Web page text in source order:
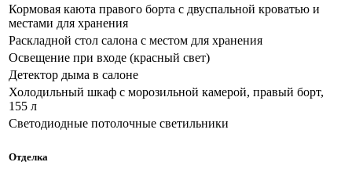
Кормовая каюта правого борта с двуспальной кроватью и
местами для хранения
Раскладной стол салона с местом для хранения
Освещение при входе (красный свет)
Детектор дыма в салоне
Холодильный шкаф с морозильной камерой, правый борт,
155 л
Светодиодные потолочные светильники
Отделка